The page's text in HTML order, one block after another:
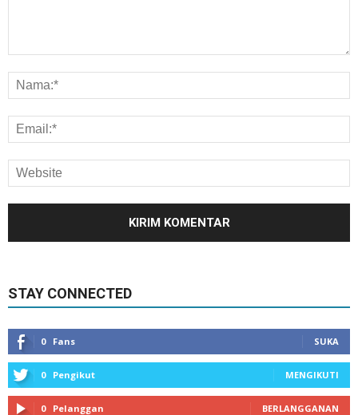
STAY CONNECTED
0 Fans SUKA
0 Pengikut MENGIKUTI
0 Pelanggan BERLANGGANAN